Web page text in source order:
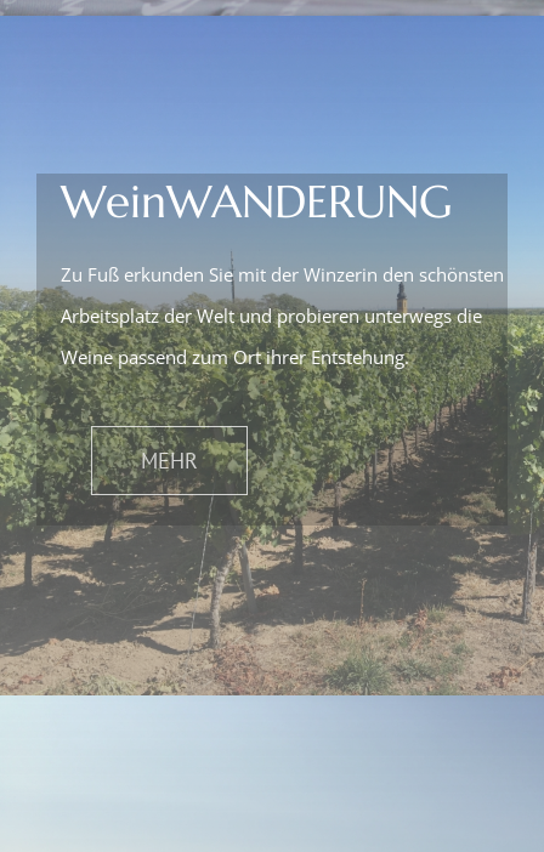
WeinWANDERUNG
Zu Fuß erkunden Sie mit der Winzerin den schönsten
Arbeitsplatz der Welt und probieren unterwegs die
Weine passend zum Ort ihrer Entstehung.
MEHR